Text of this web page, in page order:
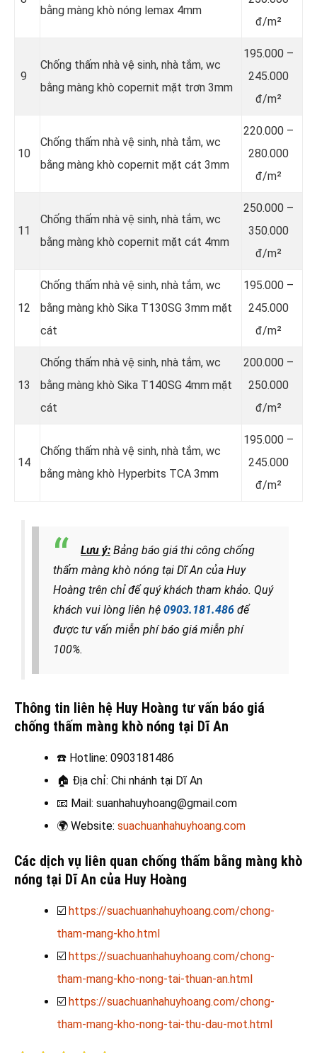
bằng màng khò nóng lemax 4mm
đ/m²
9
Chống thấm nhà vệ sinh, nhà tắm, wc
bằng màng khò copernit mặt trơn 3mm
195.000 –
245.000
đ/m²
10
Chống thấm nhà vệ sinh, nhà tắm, wc
bằng màng khò copernit mặt cát 3mm
220.000 –
280.000
đ/m²
11
Chống thấm nhà vệ sinh, nhà tắm, wc
bằng màng khò copernit mặt cát 4mm
250.000 –
350.000
đ/m²
12
Chống thấm nhà vệ sinh, nhà tắm, wc
bằng màng khò Sika T130SG 3mm mặt
cát
195.000 –
245.000
đ/m²
13
Chống thấm nhà vệ sinh, nhà tắm, wc
bằng màng khò Sika T140SG 4mm mặt
cát
200.000 –
250.000
đ/m²
14
Chống thấm nhà vệ sinh, nhà tắm, wc
bằng màng khò Hyperbits TCA 3mm
195.000 –
245.000
đ/m²
Lưu ý: Bảng báo giá thi công chống
thấm màng khò nóng tại Dĩ An của Huy
Hoàng trên chỉ để quý khách tham khảo. Quý
khách vui lòng liên hệ 0903.181.486 để
được tư vấn miễn phí báo giá miễn phí
100%.
Thông tin liên hệ Huy Hoàng tư vấn báo giá
chống thấm màng khò nóng tại Dĩ An
☎️ Hotline: 0903181486
🏠 Địa chỉ: Chi nhánh tại Dĩ An
📧 Mail: suanhahuyhoang@gmail.com
🌍 Website: suachuanhahuyhoang.com
Các dịch vụ liên quan chống thấm bằng màng khò
nóng tại Dĩ An của Huy Hoàng
☑️ https://suachuanhahuyhoang.com/chong-
tham-mang-kho.html
☑️ https://suachuanhahuyhoang.com/chong-
tham-mang-kho-nong-tai-thuan-an.html
☑️ https://suachuanhahuyhoang.com/chong-
tham-mang-kho-nong-tai-thu-dau-mot.html